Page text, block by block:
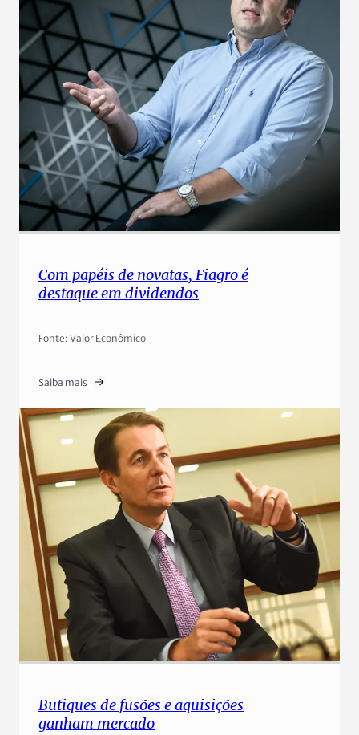
Com papéis de novatas, Fiagro é
destaque em dividendos
Fonte: Valor Econômico
Saiba mais
Butiques de fusões e aquisições
ganham mercado